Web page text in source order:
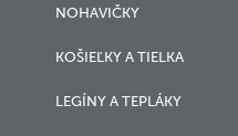
NOHAVIČKY
KOŠIEĽKY A TIELKA
LEGÍNY A TEPLÁKY